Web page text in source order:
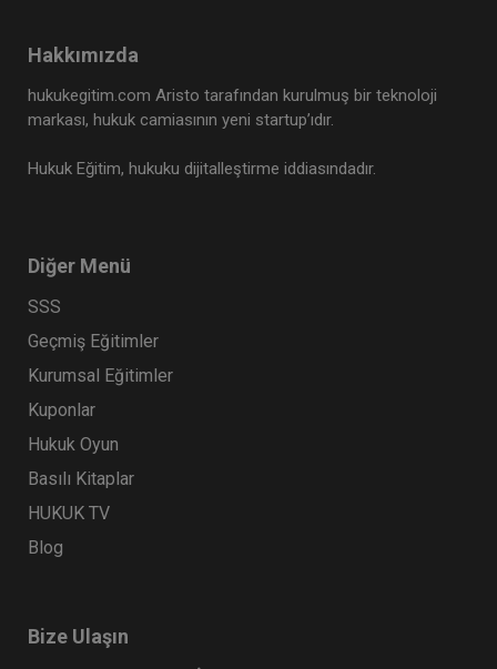
Hakkımızda
hukukegitim.com Aristo tarafından kurulmuş bir teknoloji
markası, hukuk camiasının yeni startup’ıdır.
Hukuk Eğitim, hukuku dijitalleştirme iddiasındadır.
Diğer Menü
SSS
Geçmiş Eğitimler
Kurumsal Eğitimler
Kuponlar
Hukuk Oyun
Basılı Kitaplar
HUKUK TV
Blog
Bize Ulaşın